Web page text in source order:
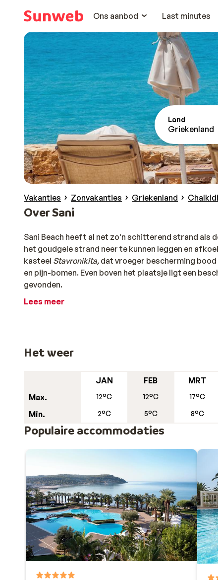
Ons aanbod
Last minutes
Land
Griekenland
Vakanties Zonvakanties Griekenland
Over Sani
Sani Beach heeft al net zo'n schitterend strand als
het goudgele strand neer te kunnen leggen en
kasteel Stavronikita, dat vroeger bescherming
en pijn-bomen. Even boven het plaatsje ligt een
gevonden.
Lees meer
Het weer
Max.
Min.
JAN
12°C
2°C
FEB
12°C
5°C
MRT
17°C
8°C
Populaire accommodaties